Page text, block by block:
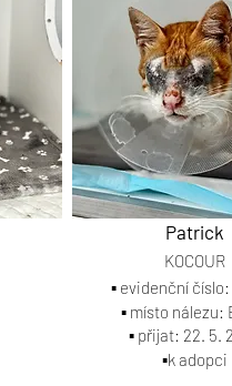
Patrick
▪️ evidenční číslo:
▪️ místo nálezu:
▪️ přijat: 22. 5.
▪️k adopci
KOCOUR